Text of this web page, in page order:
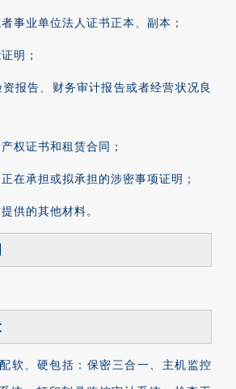
事业单位法人证书正本、副本；
明；
报告、财务审计报告或者经营状况良
权证书和租赁合同；
在承担或拟承担的涉密事项证明；
供的其他材料。
软、硬包括：保密三合一、主机监控